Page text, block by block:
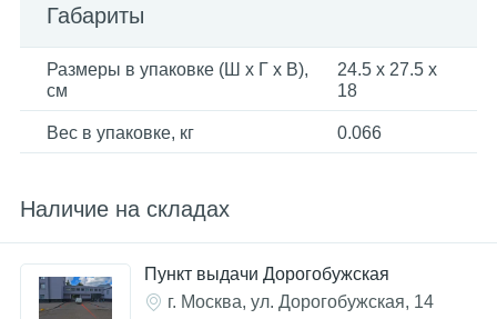
Габариты
Размеры в упаковке (Ш x Г x В),
см
24.5 x 27.5 x
18
Вес в упаковке, кг 0.066
Наличие на складах
Пункт выдачи Дорогобужская
г. Москва, ул. Дорогобужская, 14